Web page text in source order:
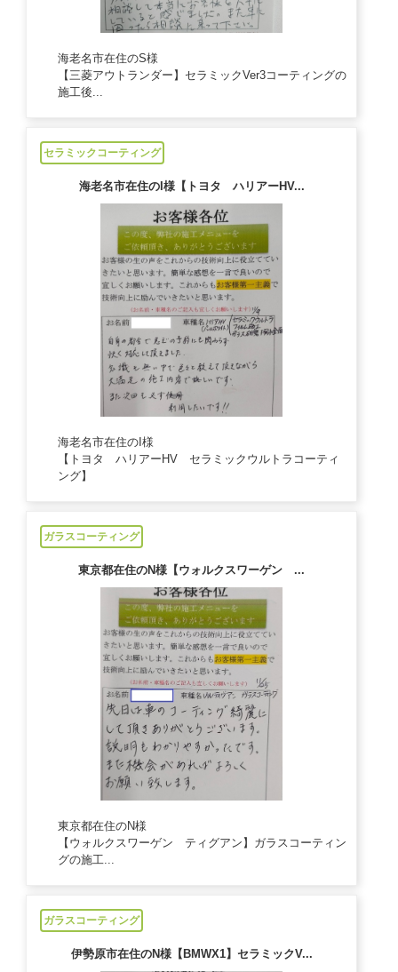
海老名市在住のS様
【三菱アウトランダー】セラミックVer3コーティングの
施工後...
セラミックコーティング
海老名市在住のI様【トヨタ ハリアーHV...
海老名市在住のI様
【トヨタ ハリアーHV セラミックウルトラコーティ
ング】
ガラスコーティング
東京都在住のN様【ウォルクスワーゲン ...
東京都在住のN様
【ウォルクスワーゲン ティグアン】ガラスコーティン
グの施工...
ガラスコーティング
伊勢原市在住のN様【BMWX1】セラミックV...